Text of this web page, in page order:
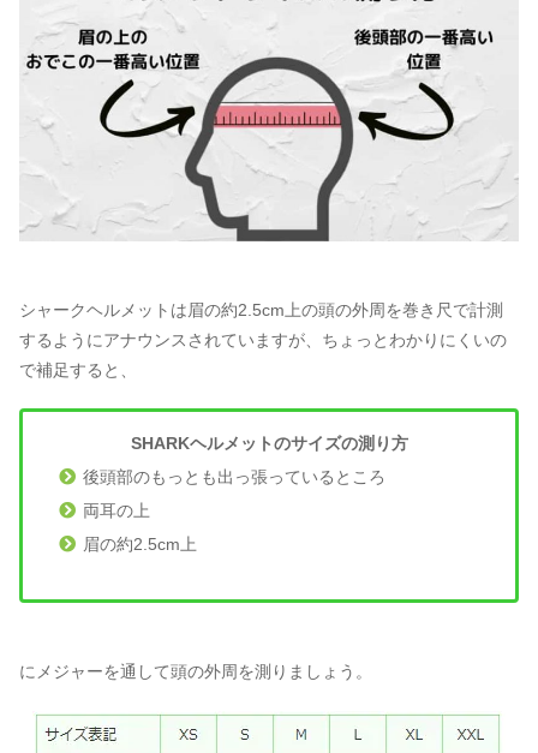
シャークヘルメットは眉の約2.5cm上の頭の外周を巻き尺で計測
するようにアナウンスされていますが、ちょっとわかりにくいの
で補足すると、
SHARKヘルメットのサイズの測り方
後頭部のもっとも出っ張っているところ
両耳の上
眉の約2.5cm上
にメジャーを通して頭の外周を測りましょう。